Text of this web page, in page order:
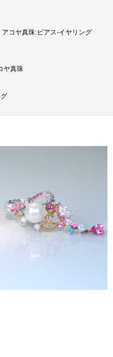
アコヤ真珠:ピアス-イヤリング
ヤ真珠